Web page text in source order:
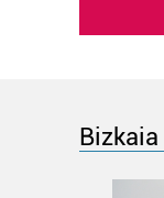
Bizkaia